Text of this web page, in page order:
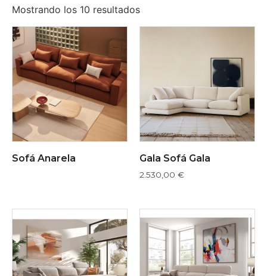
Mostrando los 10 resultados
Sofá Anarela Gala Sofá Gala
2.530,00 €